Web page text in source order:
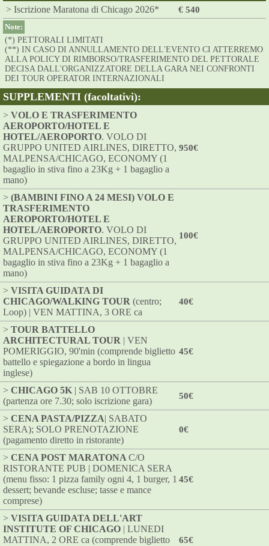
> Iscrizione Maratona di Chicago 2026* € 540
Note:
(*) PETTORALI LIMITATI
(**) IN CASO DI ANNULLAMENTO DELL'EVENTO CI ATTERREMO
ALLA POLICY DI RIMBORSO/TRASFERIMENTO DEL PETTORALE
DECISA DALL'ORGANIZZATORE DELLA GARA NEI CONFRONTI
DEI TOUR OPERATOR INTERNAZIONALI
SUPPLEMENTI (facoltativi):
> VOLO E TRASFERIMENTO
AEROPORTO/HOTEL E
HOTEL/AEROPORTO. VOLO DI
GRUPPO UNITED AIRLINES, DIRETTO,
MALPENSA/CHICAGO, ECONOMY (1
bagaglio in stiva fino a 23Kg + 1 bagaglio a
mano)
950€
> (BAMBINI FINO A 24 MESI) VOLO E
TRASFERIMENTO
AEROPORTO/HOTEL E
HOTEL/AEROPORTO. VOLO DI
GRUPPO UNITED AIRLINES, DIRETTO,
MALPENSA/CHICAGO, ECONOMY (1
bagaglio in stiva fino a 23Kg + 1 bagaglio a
mano)
100€
> VISITA GUIDATA DI
CHICAGO/WALKING TOUR (centro;
Loop) | VEN MATTINA, 3 ORE ca
40€
> TOUR BATTELLO
ARCHITECTURAL TOUR | VEN
POMERIGGIO, 90'min (comprende biglietto
battello e spiegazione a bordo in lingua
inglese)
45€
> CHICAGO 5K | SAB 10 OTTOBRE
(partenza ore 7.30; solo iscrizione gara)
50€
> CENA PASTA/PIZZA| SABATO
SERA); SOLO PRENOTAZIONE
(pagamento diretto in ristorante)
0€
> CENA POST MARATONA C/O
RISTORANTE PUB | DOMENICA SERA
(menu fisso: 1 pizza family ogni 4, 1 burger, 1
dessert; bevande escluse; tasse e mance
comprese)
45€
> VISITA GUIDATA DELL'ART
INSTITUTE OF CHICAGO | LUNEDI
MATTINA, 2 ORE ca (comprende biglietto
65€